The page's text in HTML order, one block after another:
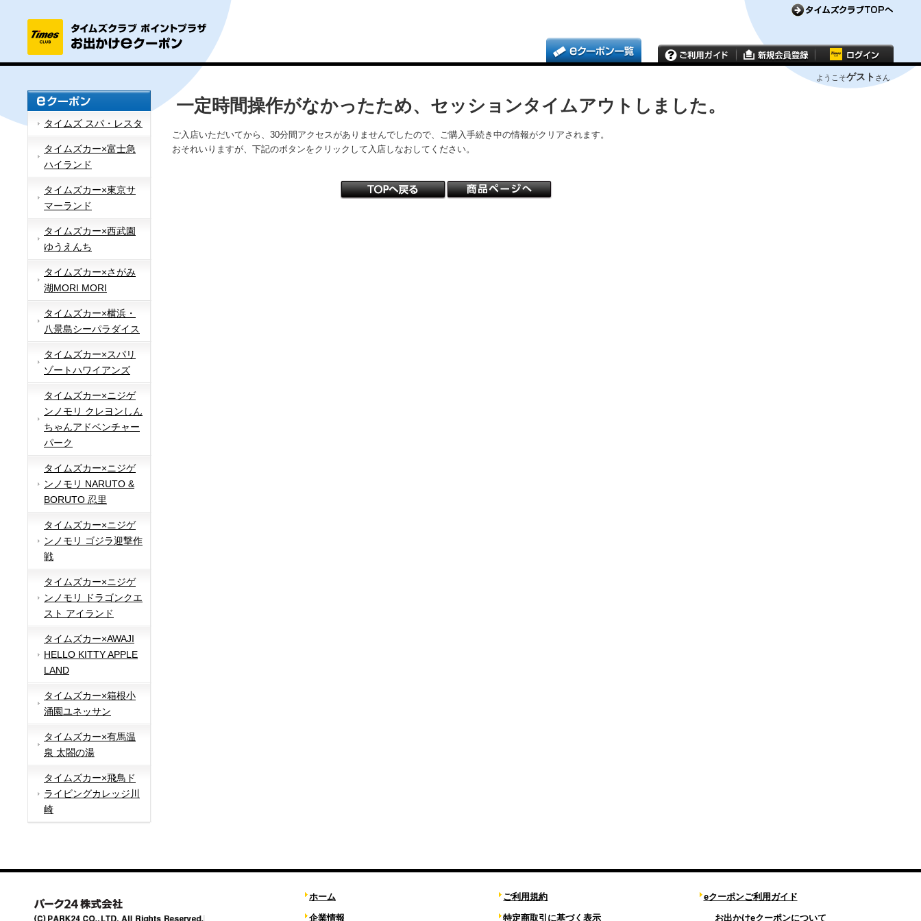
ようこそゲスト さん
タイムズ スパ・レスタ
タイムズカー×富士急
ハイランド
タイムズカー×東京サ
マーランド
タイムズカー×西武園
ゆうえんち
タイムズカー×さがみ
湖MORI MORI
タイムズカー×横浜・
八景島シーパラダイス
タイムズカー×スパリ
ゾートハワイアンズ
タイムズカー×ニジゲ
ンノモリ クレヨンしん
ちゃんアドベンチャー
パーク
タイムズカー×ニジゲ
ンノモリ NARUTO &
BORUTO 忍里
タイムズカー×ニジゲ
ンノモリ ゴジラ迎撃作
戦
タイムズカー×ニジゲ
ンノモリ ドラゴンクエ
スト アイランド
タイムズカー×AWAJI
HELLO KITTY APPLE
LAND
タイムズカー×箱根小
涌園ユネッサン
タイムズカー×有馬温
泉 太閤の湯
タイムズカー×飛鳥ド
ライビングカレッジ川
崎
一定時間操作がなかったため、セッションタイムアウトしました。
ご入店いただいてから、30分間アクセスがありませんでしたので、ご購入手続き中の情報がクリアされます。
おそれいりますが、下記のボタンをクリックして入店しなおしてください。
ホーム
企業情報
ご利用規約
特定商取引に基づく表示
eクーポンご利用ガイド
お出かけeクーポンについて